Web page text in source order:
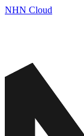
NHN Cloud